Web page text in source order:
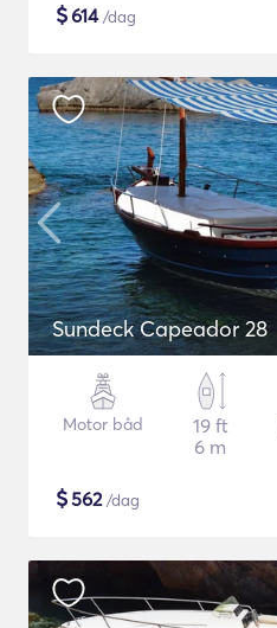
$614/dag
Sundeck Capeador 28
Motor båd
19 ft
6 m
$562/dag